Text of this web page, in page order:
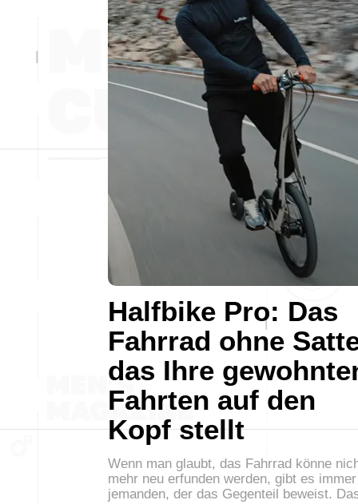
Halfbike Pro: Das
Fahrrad ohne
das Ihre
Fahrten auf den
Kopf stellt
Wenn man glaubt, das Fahrrad könne
mehr neu erfunden werden, gibt es immer
jemanden, der das Gegenteil beweist.